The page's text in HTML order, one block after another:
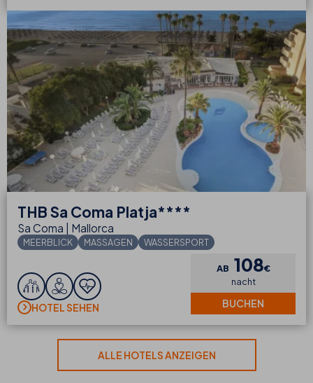
THBSa Coma Platja****
Sa Coma | Mallorca
MEERBLICK MASSAGEN WASSERSPORT
HOTEL SEHEN
AB 108€
nacht
BUCHEN
ALLE HOTELS ANZEIGEN